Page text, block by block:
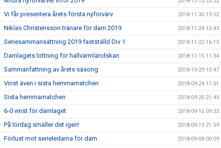
Vi får presentera årets första nyförvärv 2018-11-30 19:52
Niklas Christensson tränare för dam 2019 2018-11-24 15:43
Seriesammansättning 2019 fastställd Div 1 2018-11-22 16:15
Damlagets lottning för hallvärmländskan 2018-11-15 11:34
Sammanfattning av årets säsong 2018-10-29 10:47
Vinst även i sista hemmamatchen 2018-09-24 11:01
Sista hemmamatchen 2018-09-20 21:45
6-0 vinst för damlaget 2018-09-16 09:33
På lördag smäller det igen! 2018-09-13 21:59
Förlust mot serieledarna för dam 2018-09-08 00:09